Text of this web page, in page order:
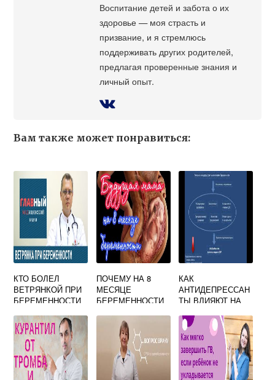
Воспитание детей и забота о их
здоровье — моя страсть и
призвание, и я стремлюсь
поддерживать других родителей,
предлагая проверенные знания и
личный опыт.
Вам также может понравиться:
КТО БОЛЕЛ
ВЕТРЯНКОЙ ПРИ
БЕРЕМЕННОСТИ
ПОЧЕМУ НА 8
МЕСЯЦЕ
БЕРЕМЕННОСТИ
КАК
АНТИДЕПРЕССАН
ТЫ ВЛИЯЮТ НА